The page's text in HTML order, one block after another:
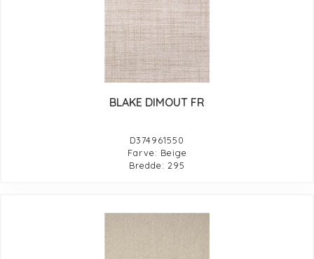
BLAKE DIMOUT FR
D374961550
Farve: Beige
Bredde: 295